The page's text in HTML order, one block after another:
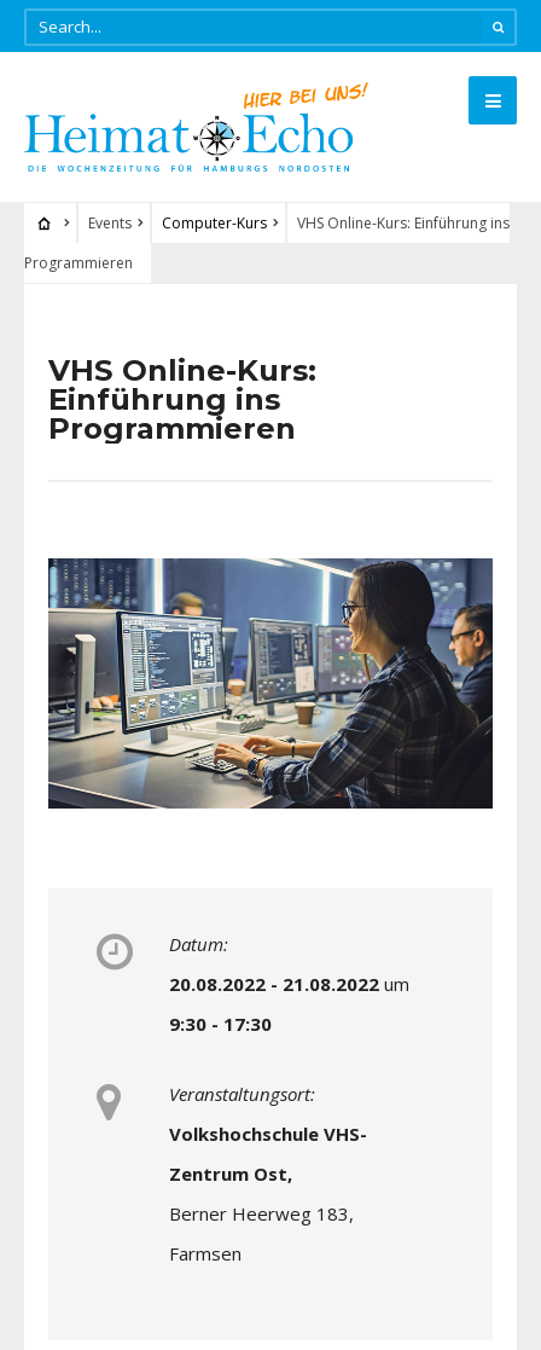
Events Computer-Kurs
VHS Online-Kurs: Einführung ins
Programmieren
VHS Online-Kurs:
Einführung ins
Programmieren
Datum:
20.08.2022 - 21.08.2022 um
9:30 - 17:30
Veranstaltungsort:
Volkshochschule VHS-
Zentrum Ost,
Berner Heerweg 183,
Farmsen